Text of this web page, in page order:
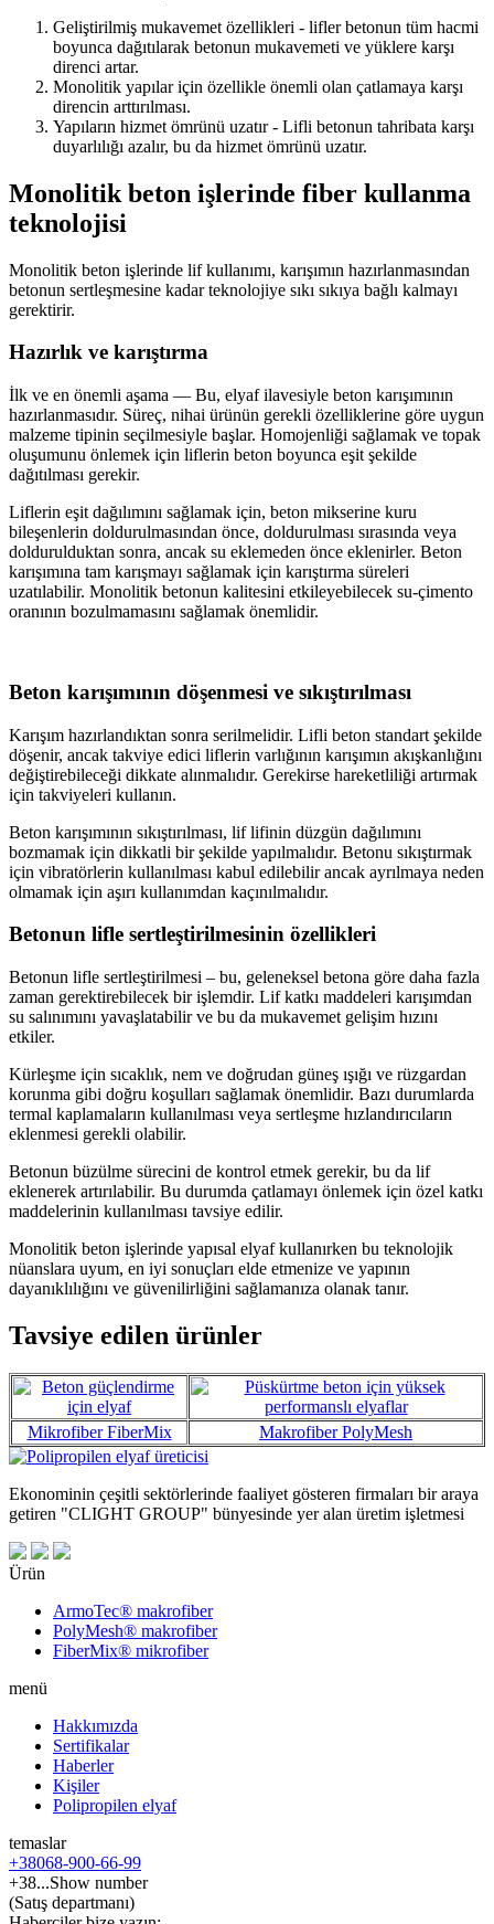
Geliştirilmiş mukavemet özellikleri - lifler betonun tüm hacmi
boyunca dağıtılarak betonun mukavemeti ve yüklere karşı
direnci artar.
Monolitik yapılar için özellikle önemli olan çatlamaya karşı
direncin arttırılması.
Yapıların hizmet ömrünü uzatır - Lifli betonun tahribata karşı
duyarlılığı azalır, bu da hizmet ömrünü uzatır.
Monolitik beton işlerinde fiber kullanma
teknolojisi
Monolitik beton işlerinde lif kullanımı, karışımın hazırlanmasından
betonun sertleşmesine kadar teknolojiye sıkı sıkıya bağlı kalmayı
gerektirir.
Hazırlık ve karıştırma
İlk ve en önemli aşama — Bu, elyaf ilavesiyle beton karışımının
hazırlanmasıdır. Süreç, nihai ürünün gerekli özelliklerine göre uygun
malzeme tipinin seçilmesiyle başlar. Homojenliği sağlamak ve topak
oluşumunu önlemek için liflerin beton boyunca eşit şekilde
dağıtılması gerekir.
Liflerin eşit dağılımını sağlamak için, beton mikserine kuru
bileşenlerin doldurulmasından önce, doldurulması sırasında veya
doldurulduktan sonra, ancak su eklemeden önce eklenirler. Beton
karışımına tam karışmayı sağlamak için karıştırma süreleri
uzatılabilir. Monolitik betonun kalitesini etkileyebilecek su-çimento
oranının bozulmamasını sağlamak önemlidir.
Beton karışımının döşenmesi ve sıkıştırılması
Karışım hazırlandıktan sonra serilmelidir. Lifli beton standart şekilde
döşenir, ancak takviye edici liflerin varlığının karışımın akışkanlığını
değiştirebileceği dikkate alınmalıdır. Gerekirse hareketliliği artırmak
için takviyeleri kullanın.
Beton karışımının sıkıştırılması, lif lifinin düzgün dağılımını
bozmamak için dikkatli bir şekilde yapılmalıdır. Betonu sıkıştırmak
için vibratörlerin kullanılması kabul edilebilir ancak ayrılmaya neden
olmamak için aşırı kullanımdan kaçınılmalıdır.
Betonun lifle sertleştirilmesinin özellikleri
Betonun lifle sertleştirilmesi – bu, geleneksel betona göre daha fazla
zaman gerektirebilecek bir işlemdir. Lif katkı maddeleri karışımdan
su salınımını yavaşlatabilir ve bu da mukavemet gelişim hızını
etkiler.
Kürleşme için sıcaklık, nem ve doğrudan güneş ışığı ve rüzgardan
korunma gibi doğru koşulları sağlamak önemlidir. Bazı durumlarda
termal kaplamaların kullanılması veya sertleşme hızlandırıcıların
eklenmesi gerekli olabilir.
Betonun büzülme sürecini de kontrol etmek gerekir, bu da lif
eklenerek artırılabilir. Bu durumda çatlamayı önlemek için özel katkı
maddelerinin kullanılması tavsiye edilir.
Monolitik beton işlerinde yapısal elyaf kullanırken bu teknolojik
nüanslara uyum, en iyi sonuçları elde etmenize ve yapının
dayanıklılığını ve güvenilirliğini sağlamanıza olanak tanır.
Tavsiye edilen ürünler
Mikrofiber FiberMix Makrofiber PolyMesh
Ekonominin çeşitli sektörlerinde faaliyet gösteren firmaları bir araya
getiren "CLIGHT GROUP" bünyesinde yer alan üretim işletmesi
Ürün
ArmoTec® makrofiber
PolyMesh® makrofiber
FiberMix® mikrofiber
menü
Hakkımızda
Sertifikalar
Haberler
Kişiler
Polipropilen elyaf
temaslar
+38068-900-66-99
+38...Show number
(Satış departmanı)